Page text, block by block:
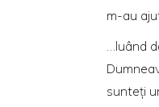
m-au
…luând
sunteţi